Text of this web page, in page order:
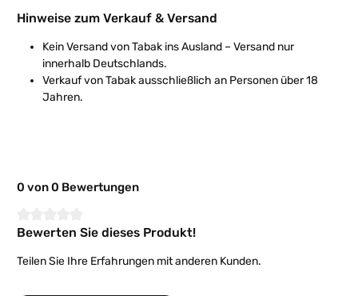
Hinweise zum Verkauf & Versand
Kein Versand von Tabak ins Ausland – Versand nur
innerhalb Deutschlands.
Verkauf von Tabak ausschließlich an Personen über 18
Jahren.
0 von 0 Bewertungen
Durchschnittliche Bewertung von 0 von 5 Sternen
Bewerten Sie dieses Produkt!
Teilen Sie Ihre Erfahrungen mit anderen Kunden.